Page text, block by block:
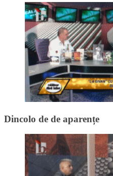
Dincolo de de aparențe